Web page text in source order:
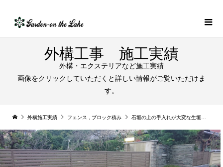
外構工事 施工実績
外構・エクステリアなど施工実績
画像をクリックしていただくと詳しい情報がご覧いただけま
す。
外構施工実績 フェンス ブロック積み 石垣の上の手入れが大変な生垣を撤去してブロック積みと木目調の目隠しフェンス取付工事｜扶桑町